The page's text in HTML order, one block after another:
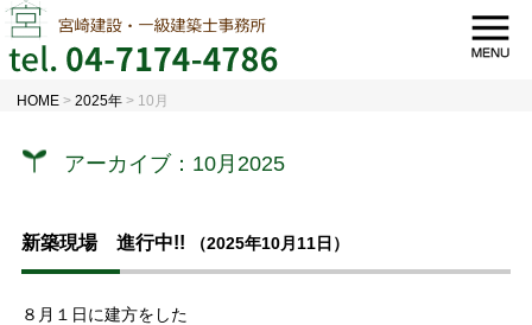
HOME >2025年 > 10月
アーカイブ：10月2025
新築現場 進行中!! （2025年10月11日）
８月１日に建方をした